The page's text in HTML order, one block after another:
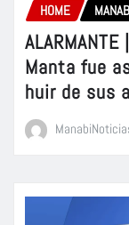
HOME
Manta fue
huir de sus